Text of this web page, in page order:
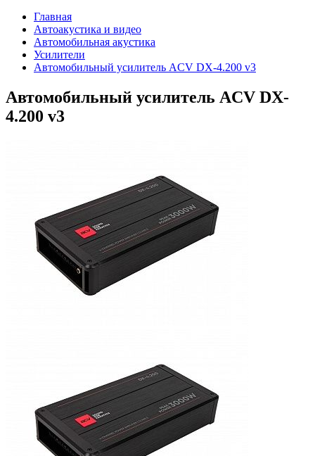
Главная
Автоакустика и видео
Автомобильная акустика
Усилители
Автомобильный усилитель ACV DX-4.200 v3
Автомобильный усилитель ACV DX-
4.200 v3